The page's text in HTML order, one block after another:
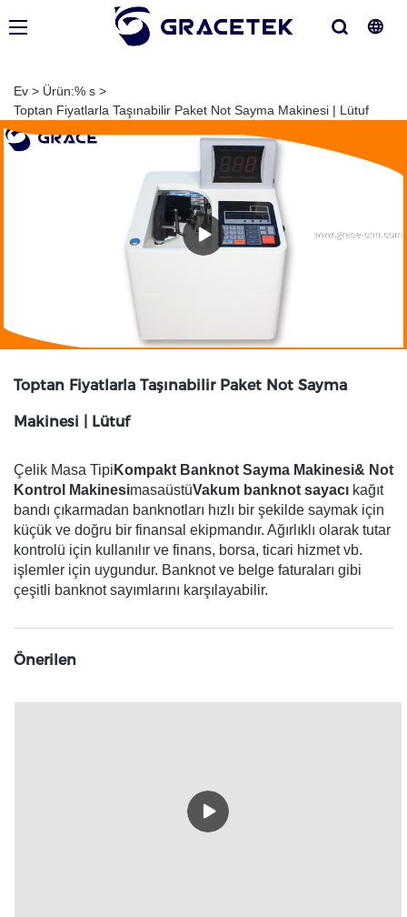
Ev > Ürün:% s >
Toptan Fiyatlarla Taşınabilir Paket Not Sayma Makinesi | Lütuf
Toptan Fiyatlarla Taşınabilir Paket Not Sayma
Makinesi | Lütuf
Çelik Masa Tipi Kompakt Banknot Sayma Makinesi& Not
Kontrol MakinesimasaüstüVakum banknot sayacı kağıt
bandı çıkarmadan banknotları hızlı bir şekilde saymak için
küçük ve doğru bir finansal ekipmandır. Ağırlıklı olarak tutar
kontrolü için kullanılır ve finans, borsa, ticari hizmet vb.
işlemler için uygundur. Banknot ve belge faturaları gibi
çeşitli banknot sayımlarını karşılayabilir.
Önerilen